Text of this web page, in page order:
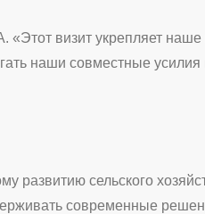
визит укрепляет
наши совместные
развитию сельского
современные